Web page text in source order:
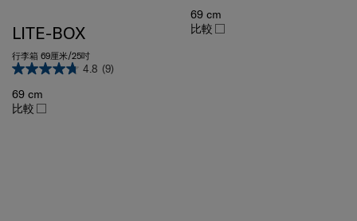
行李箱 69厘米/25吋
4.8
69 cm
比較
比較